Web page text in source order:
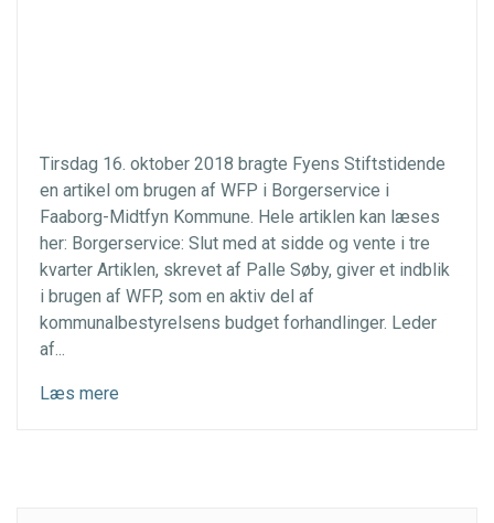
Tirsdag 16. oktober 2018 bragte Fyens Stiftstidende
en artikel om brugen af WFP i Borgerservice i
Faaborg-Midtfyn Kommune. Hele artiklen kan læses
her: Borgerservice: Slut med at sidde og vente i tre
kvarter Artiklen, skrevet af Palle Søby, giver et indblik
i brugen af WFP, som en aktiv del af
kommunalbestyrelsens budget forhandlinger. Leder
af...
Læs mere